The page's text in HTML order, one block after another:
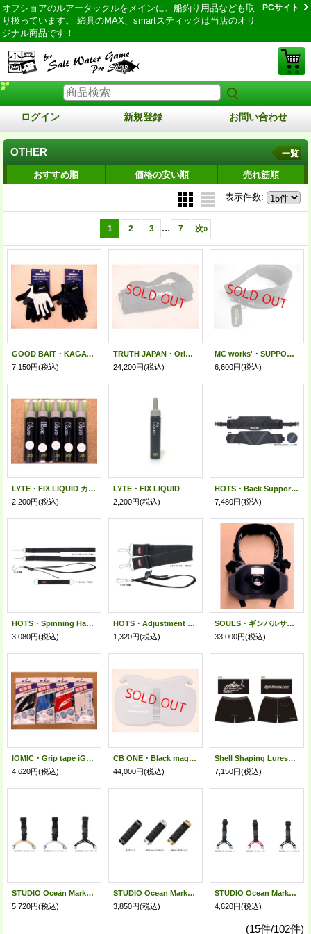
オフショアのルアータックルをメインに、船釣り用品なども取
り扱っています。 締具のMAX、smartスティックは当店のオリ
ジナル商品です！
PCサイト
ログイン 新規登録 お問い合わせ
OTHER 一覧
おすすめ順 価格の安い順 売れ筋順
表示件数:
1 2 3 ... 7 次»
GOOD BAIT・KAGAWA FISHING GLOVE
7,150円(税込)
TRUTH JAPAN・Original LIFE JACKET 2026
24,200円(税込)
MC works'・SUPPORT PAD 2
6,600円(税込)
LYTE・FIX LIQUID カラーシリーズ
2,200円(税込)
LYTE・FIX LIQUID
2,200円(税込)
HOTS・Back Support Belt
7,480円(税込)
HOTS・Spinning Harness Set
3,080円(税込)
HOTS・Adjustment Belt
1,320円(税込)
SOULS・ギンバルサポートベルト
33,000円(税込)
IOMIC・Grip tape iG-08B 2m
4,620円(税込)
CB ONE・Black magic EQUALIZER GIMBAL TWIN PIN PRO XL
44,000円(税込)
Shell Shaping Lures・2026ナイロンショーツ
7,150円(税込)
STUDIO Ocean Mark・OCEAN KNOTER OK105H
5,720円(税込)
STUDIO Ocean Mark・END KNOTER EK55HD
3,850円(税込)
STUDIO Ocean Mark・OCEAN KNOTER OK70
4,620円(税込)
(15件/102件)